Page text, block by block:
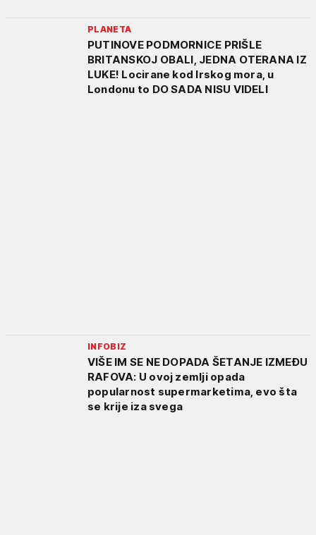
PLANETA
PUTINOVE PODMORNICE PRIŠLE
BRITANSKOJ OBALI, JEDNA OTERANA IZ
LUKE! Locirane kod Irskog mora, u
Londonu to DO SADA NISU VIDELI
INFOBIZ
VIŠE IM SE NE DOPADA ŠETANJE IZMEĐU
RAFOVA: U ovoj zemlji opada
popularnost supermarketima, evo šta
se krije iza svega